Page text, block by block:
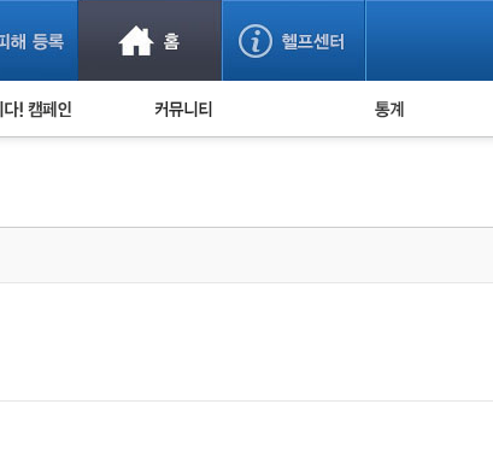
사기 예방했어요! 누적 피해사례 통계